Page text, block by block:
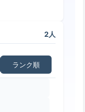
2人
ランク順